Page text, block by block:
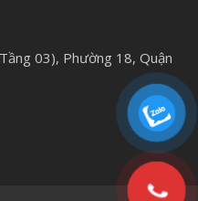
03), Phường 18, Quận